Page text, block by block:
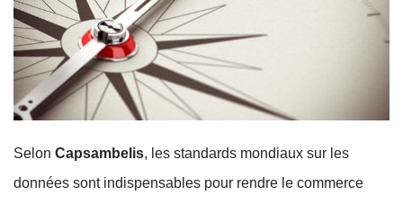
Selon Capsambelis, les standards mondiaux sur les
données sont indispensables pour rendre le commerce